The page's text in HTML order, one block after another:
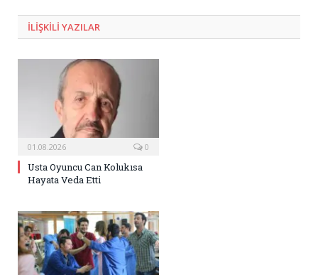
ILIŞKILI YAZILAR
01.08.2026 0
Usta Oyuncu Can Kolukısa
Hayata Veda Etti